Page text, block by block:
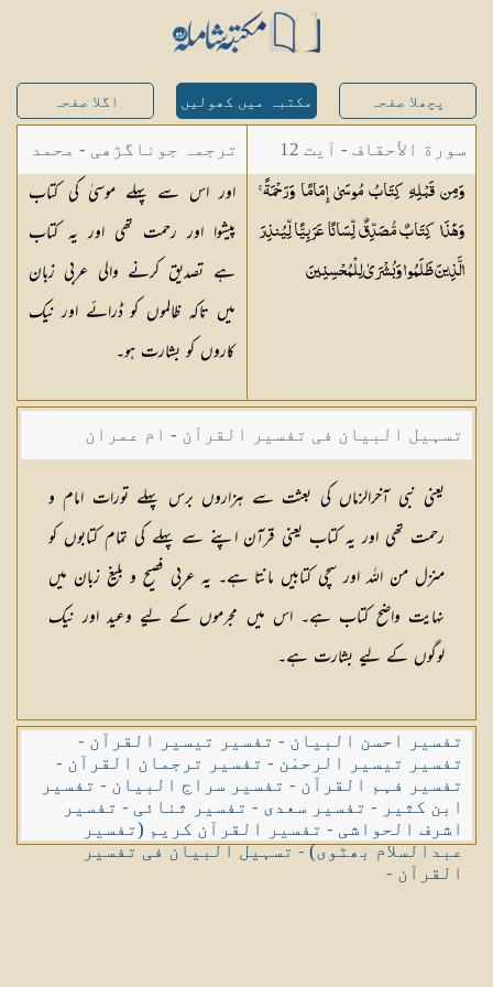
پچھلا صفحہ مکتبہ میں کھولیں اگلا صفحہ
سورة الأحقاف - آیت 12
وَمِن قَبْلِهِ كِتَابُ مُوسَىٰ إِمَامًا وَرَحْمَةً ۚ
وَهَٰذَا كِتَابٌ مُّصَدِّقٌ لِّسَانًا عَرَبِيًّا لِّيُنذِرَ
الَّذِينَ ظَلَمُوا وَبُشْرَىٰلِلْمُحْسِنِينَ
ترجمہ جوناگڑھی - محمد
جونا گڑھی
اور اس سے پہلے موسیٰ کی کتاب
پیشوا اور رحمت تھی اور یہ کتاب
ہے تصدیق کرنے والی عربی زبان
میں تاکہ ظالموں کو ڈرائے اور نیک
کاروں کو بشارت ہو۔
تسہیل البیان فی تفسیر القرآن - ام عمران
شکیلہ بنت میاں فضل حسین
یعنی نبی آخرالزماں کی بعثت سے ہزاروں برس پہلے تورات امام و
رحمت تھی اور یہ کتاب یعنی قرآن اپنے سے پہلے کی تمام کتابوں کو
منزل من اللہ اور سچی کتابیں مانتا ہے۔ یہ عربی فصیح و بلیغ زبان میں
نہایت واضح کتاب ہے۔ اس میں مجرموں کے لیے وعید اور نیک
لوگوں کے لیے بشارت ہے۔
تفسیر احسن البیان - تفسیر تیسیر القرآن -
تفسیر تیسیر الرحمٰن - تفسیر ترجمان القرآن -
تفسیر فہم القرآن - تفسیر سراج البیان - تفسیر
ابن کثیر - تفسیر سعدی - تفسیر ثنائی - تفسیر
اشرف الحواشی - تفسیر القرآن کریم (تفسیر
عبدالسلام بھٹوی)-تسہیل البیان فی تفسیر
القرآن -